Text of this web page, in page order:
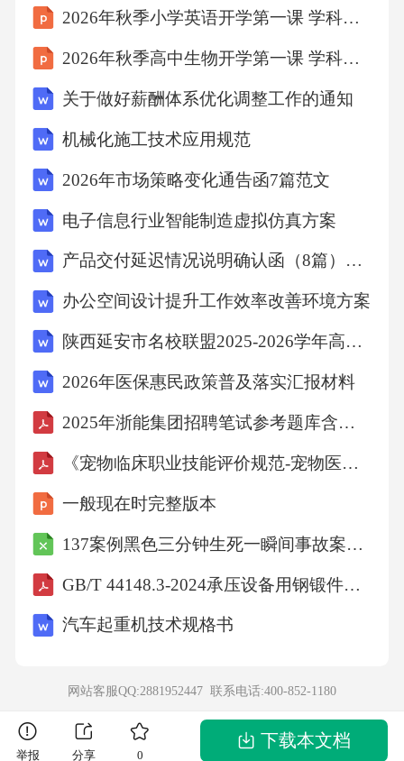
大：夜间急诊量占比高，值班护士压力较大高
年资护士流失风险：工作强度大、职业倦怠，
存在人才流失隐患新护士培养周期长：急诊护
理专业性强，新护士独立值班需6个月以上主要
挑战护理人员相对不足急诊量持续增长，人员
编制未同步增加，导致现有护理人员工作负荷
加重，难以满足日益增长的急诊服务需求夜班
人数相对不足，夜班工作强度大、节奏快，护
士身心压力显著增加应对策略申请增加护理人
员编制，扩充急诊护理队伍规模优化排班模
式，合理调配人力资源，减轻夜班压力加强人
文关怀，关注护士身心健康，降低职业倦怠改
进措施与落实计划优化分诊流程引入智能分诊
系统，缩短候诊时间，预计三季度完成推进护
理信息化完善电子护理记录系统，减少手工操
账，责任到人，定期检查强化沟通培训开展护
患沟通专项培训，提升护士沟通能力落实机
制：每项措施明确责任人、完成时限，定期追
分护理质量综合评分目标≥95分20%患者投诉率
体护理，提升患者满意度至95%以上深化护理安
2026年秋季小学英语开学第一课 学科思想方法教学设计
2026年秋季高中生物开学第一课 学科能力提升路径课件
关于做好薪酬体系优化调整工作的通知
机械化施工技术应用规范
2026年市场策略变化通告函7篇范文
电子信息行业智能制造虚拟仿真方案
产品交付延迟情况说明确认函（8篇）范文
办公空间设计提升工作效率改善环境方案
陕西延安市名校联盟2025-2026学年高一6月阶段性检测语文试题含答案
2026年医保惠民政策普及落实汇报材料
2025年浙能集团招聘笔试参考题库含答案解析
《宠物临床职业技能评价规范-宠物医师》
一般现在时完整版本
137案例黑色三分钟生死一瞬间事故案例文字版
GB/T 44148.3-2024承压设备用钢锻件、轧制或锻制钢棒第3部分：低温韧性镍钢
汽车起重机技术规格书
网站客服QQ:2881952447 联系电话:400-852-1180
举报 分享 0
下载本文档